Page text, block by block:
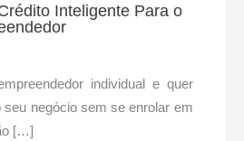
Inteligente Para o
individual e quer
seu negócio sem se enrolar em
[…]